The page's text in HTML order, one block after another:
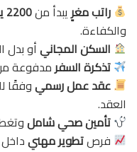
راتب مغرٍيبدأ من2200 يورو شهريًا
والكفاءة.
السكن المجانيأو بدل
تذكرة السفرمدفوعة
عقد عمل رسميوفقًا
العقد.
تأمين صحي شامل
فرصتطوير مهني